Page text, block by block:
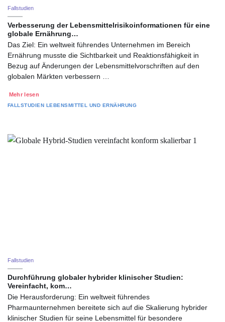
Fallstudien
Verbesserung der Lebensmittelrisikoinformationen für eine
globale Ernährung…
Das Ziel: Ein weltweit führendes Unternehmen im Bereich
Ernährung musste die Sichtbarkeit und Reaktionsfähigkeit in
Bezug auf Änderungen der Lebensmittelvorschriften auf den
globalen Märkten verbessern …
Mehr lesen
FALLSTUDIEN LEBENSMITTEL UND ERNÄHRUNG
Fallstudien
Durchführung globaler hybrider klinischer Studien:
Vereinfacht, kom…
Die Herausforderung: Ein weltweit führendes
Pharmaunternehmen bereitete sich auf die Skalierung hybrider
klinischer Studien für seine Lebensmittel für besondere